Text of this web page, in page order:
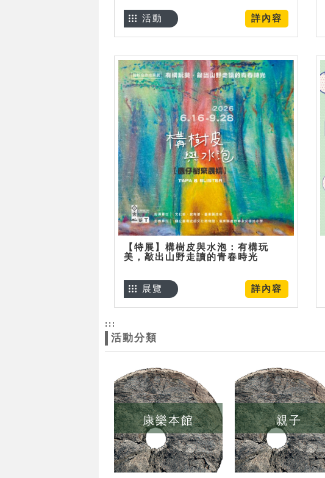
詳內容
活動
【特展】構樹皮與水泡：有構玩
美，敲出山野走讀的青春時光
詳內容
展覽
:::
活動分類
康樂本館 親子